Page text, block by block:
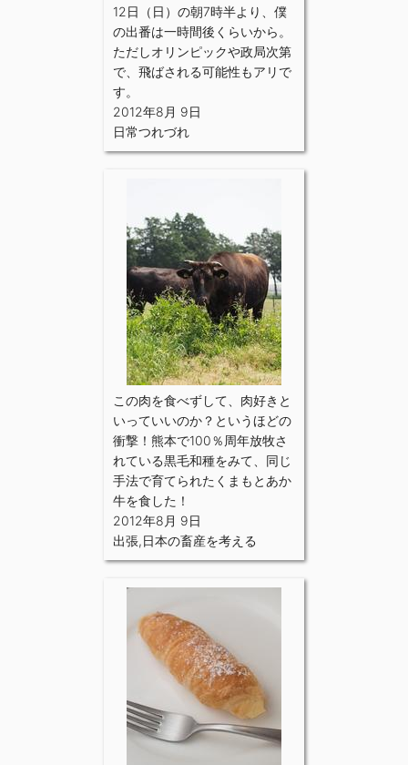
12日（日）の朝7時半より、僕
の出番は一時間後くらいから。
ただしオリンピックや政局次第
で、飛ばされる可能性もアリで
す。
2012年8月 9日
日常つれづれ
この肉を食べずして、肉好きと
いっていいのか？というほどの
衝撃！熊本で100％周年放牧さ
れている黒毛和種をみて、同じ
手法で育てられたくまもとあか
牛を食した！
2012年8月 9日
出張,日本の畜産を考える